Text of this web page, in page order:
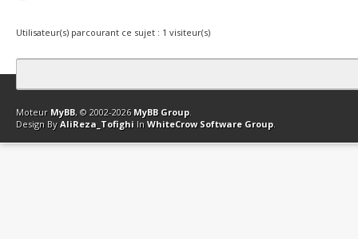
Utilisateur(s) parcourant ce sujet : 1 visiteur(s)
Contact Club Affiliation Retourner en haut Version bas-débit
Moteur MyBB, © 2002-2026 MyBB Group.
Design By AliReza_Tofighi In WhiteCrow Software Group.